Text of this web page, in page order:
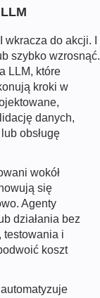
do akcji. I
szybko wzrosnąć.
LLM, które
kroki w
danych,
obsługę
wokół
się
Agenty
działania bez
testowania i
koszt